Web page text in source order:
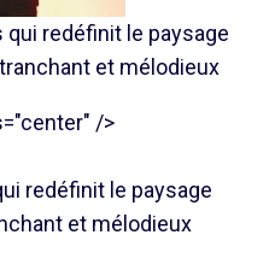
qui redéfinit le paysage
et mélodieux
/>
redéfinit le paysage
et mélodieux